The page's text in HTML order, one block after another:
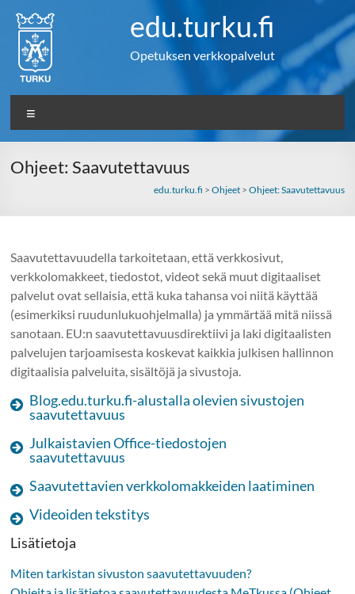
content
edu.turku.fi
Opetuksen verkkopalvelut
Ohjeet: Saavutettavuus
edu.turku.fi > Ohjeet> Ohjeet: Saavutettavuus
Saavutettavuudella tarkoitetaan, että verkkosivut,
verkkolomakkeet, tiedostot, videot sekä muut digitaaliset
palvelut ovat sellaisia, että kuka tahansa voi niitä käyttää
(esimerkiksi ruudunlukuohjelmalla) ja ymmärtää mitä niissä
sanotaan. EU:n saavutettavuusdirektiivi ja laki digitaalisten
palvelujen tarjoamisesta koskevat kaikkia julkisen hallinnon
digitaalisia palveluita, sisältöjä ja sivustoja.
Blog.edu.turku.fi-alustalla olevien sivustojen
saavutettavuus
Julkaistavien Office-tiedostojen
saavutettavuus
Saavutettavien verkkolomakkeiden laatiminen
Videoiden tekstitys
Lisätietoja
Miten tarkistan sivuston saavutettavuuden?